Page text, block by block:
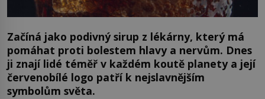
Začíná jako podivný sirup z lékárny, který má
pomáhat proti bolestem hlavy a nervům. Dnes
ji znají lidé téměř v každém koutě planety a její
červenobílé logo patří k nejslavnějším
symbolům světa.